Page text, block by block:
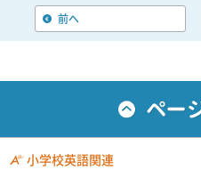
前へ
小学校英語関連